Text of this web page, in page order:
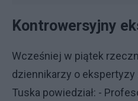
Kontrowersyjny
Wcześniej w piątek
dziennikarzy o
Tuska powiedział: -